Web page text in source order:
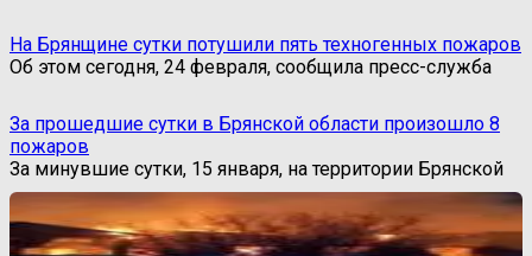
На Брянщине сутки потушили пять техногенных пожаров
Об этом сегодня, 24 февраля, сообщила пресс-служба
За прошедшие сутки в Брянской области произошло 8
пожаров
За минувшие сутки, 15 января, на территории Брянской